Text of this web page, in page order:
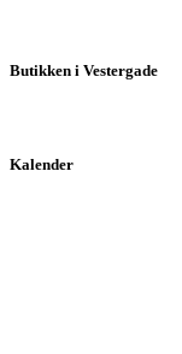
Butikken i Vestergade
Kalender